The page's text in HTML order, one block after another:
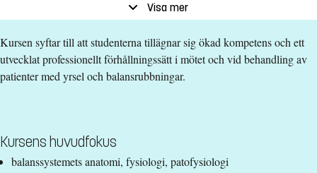
Ort:Linköping
Studietakt: Halvfart
Nivå:Avancerad nivå
Studieform:Campusförlagd
Anmälningskod:LIU-89317
Antal platser
Visa mer
Kursen syftar till att studenterna tillägnar sig ökad kompetens och ett
utvecklat professionellt förhållningssätt i mötet och vid behandling av
patienter med yrsel och balansrubbningar.
Kursens huvudfokus
balanssystemets anatomi, fysiologi, patofysiologi